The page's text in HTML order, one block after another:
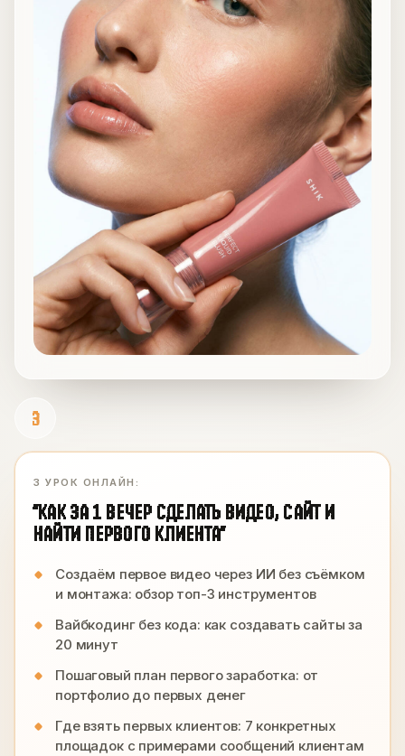
3
3 УРОК ОНЛАЙН:
“КАК ЗА 1 ВЕЧЕР СДЕЛАТЬ ВИДЕО, САЙТ И
НАЙТИ ПЕРВОГО КЛИЕНТА”
Создаём первое видео через ИИ без съёмком
и монтажа: обзор топ-3 инструментов
Вайбкодинг без кода: как создавать сайты за
20 минут
Пошаговый план первого заработка: от
портфолио до первых денег
Где взять первых клиентов: 7 конкретных
площадок с примерами сообщений клиентам